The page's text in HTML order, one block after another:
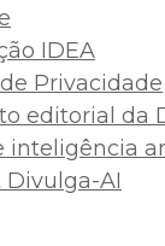
IDEA
Privacidade
editorial da
inteligência
AI